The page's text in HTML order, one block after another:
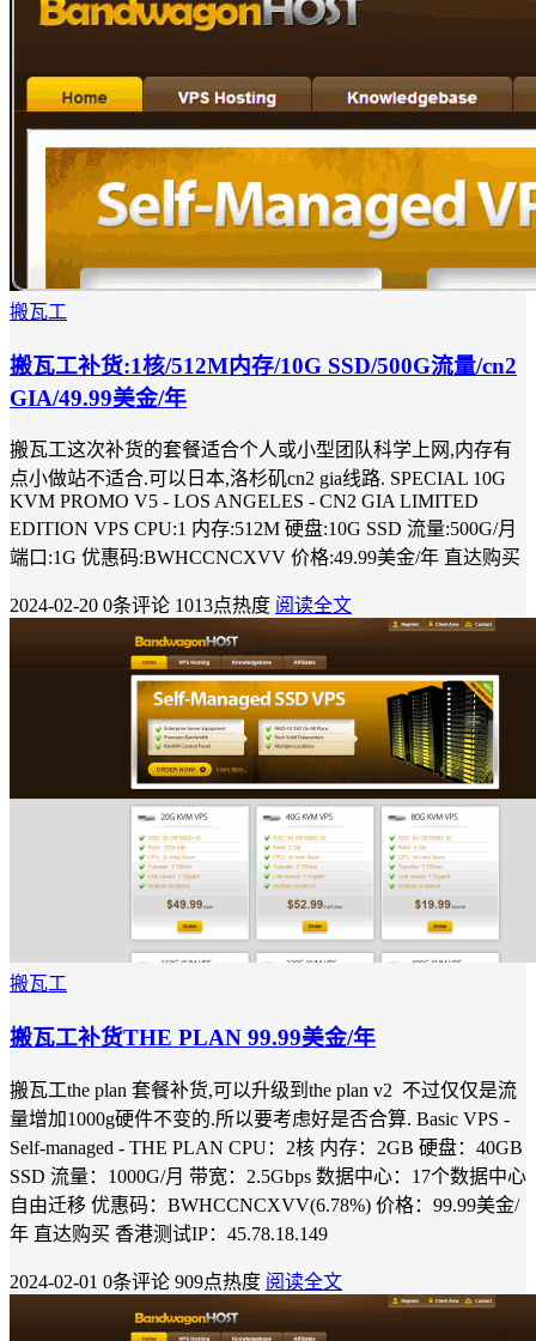
搬瓦工
搬瓦工补货:1核/512M内存/10G SSD/500G流量/cn2
GIA/49.99美金/年
搬瓦工这次补货的套餐适合个人或小型团队科学上网,内存有
点小做站不适合.可以日本,洛杉矶cn2 gia线路. SPECIAL 10G
KVM PROMO V5 - LOS ANGELES - CN2 GIA LIMITED
EDITION VPS CPU:1 内存:512M 硬盘:10G SSD 流量:500G/月
端口:1G 优惠码:BWHCCNCXVV 价格:49.99美金/年 直达购买
2024-02-20 0条评论 1013点热度 阅读全文
搬瓦工
搬瓦工补货THE PLAN 99.99美金/年
搬瓦工the plan 套餐补货,可以升级到the plan v2 不过仅仅是流
量增加1000g硬件不变的.所以要考虑好是否合算. Basic VPS -
Self-managed - THE PLAN CPU：2核 内存：2GB 硬盘：40GB
SSD 流量：1000G/月 带宽：2.5Gbps 数据中心：17个数据中心
自由迁移 优惠码：BWHCCNCXVV(6.78%) 价格：99.99美金/
年 直达购买 香港测试IP：45.78.18.149
2024-02-01 0条评论 909点热度 阅读全文